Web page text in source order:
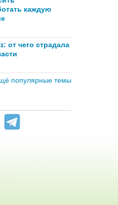
каждую
от чего страдала
популярные темы